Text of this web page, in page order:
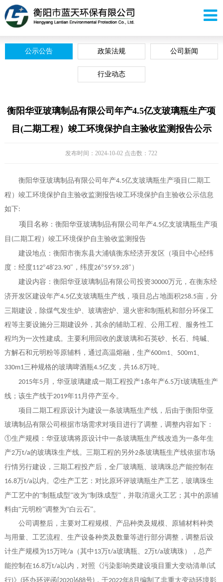
公示公告 政策法规 公司新闻
行业动态
衡阳华亚玻璃制品有限公司年产4.5亿支玻璃瓶生产项
目(二期工程）竣工环境保护自主验收监测报告公示
发布时间：2024-10-02 点击数：722
衡阳华亚玻璃制品有限公司年产4.5亿支玻璃瓶生产项目 (二期工
程）竣工环境保护自主验收监测报告竣工环境保护自主验收公示信息
如下:
项目名称：衡阳华亚玻璃制品有限公司年产4.5亿支玻璃瓶生产项
目 (二期工程）竣工环境保护自主验收监测报告
建设地点 ：衡阳市衡东县大浦镇衡东经济开发区（项目中心经纬
度：经度112°48′23.90″，纬度26°59′59.28″）
建设内容：衡阳华亚玻璃制品有限公司投资30000万元，在衡东经
济开发区建设年产4.5亿支玻璃瓶生产线，项目总占地面积258.5亩，分
三期建设，除煤气发生炉、玻璃密炉、退火密和制瓶机和部分环保工
程等主要设施分三期建设外，其余的辅助工程、公用工程、服务性工
程均为一次性建成。主要利用回收的废玻璃和石英砂、长石、纯碱、
方解石和元明粉等原辅料，通过高温熔融，生产600m1、 500m1、
330m1三种规格的玻璃啤酒瓶4.5亿支，共16.8万吨。
2015年5月，华亚玻璃建成一期工程投产1条年产6.5万t玻璃瓶生产
线；该生产线于2019年11月停产至今。
项目二期工程原设计为建设一条玻璃瓶生产线，后由于衡阳华亚
玻璃制品有限公司根据市场需求对项目进行了调整，调整内容如下：
①生产规模：华亚玻璃将原设计中一条玻璃瓶生产线改造为一条年生
产2万t/a的玻璃珠生产线。三期工程的另外2条玻璃瓶生产线依据市场
行情另行建设，三期工程投产后，全厂玻璃瓶、玻璃珠总产能控制在
16.8万t/a 以内。②生产工艺：对比原环评玻璃瓶生产工艺，玻璃珠生
产工艺中的“制瓶成型”改为“制珠成型”，并取消退火工艺；其中的原辅
料由“元明粉”调整为“白云石”。
公司调整后，主要对工程规模、产品种类及规模、原辅材料种类
与用量、工艺流程、生产设备种类及数量等进行部分调整，调整后设
计生产规模为15万吨/a （其中 13万t/a玻璃瓶、 2万t/a玻璃珠），总产
能控制在16.8万t/a 以内，对照《污染影响类建设项目重大变动清单(试
行 》 环办环评函 号 ，于 年 月编制了非重大变动环境影